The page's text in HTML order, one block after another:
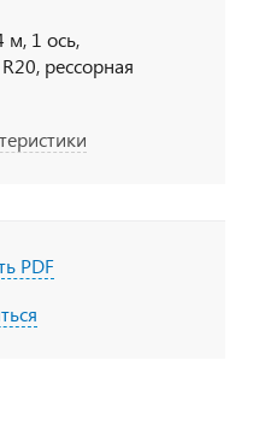
м, 1 ось,
рессорная
PDF